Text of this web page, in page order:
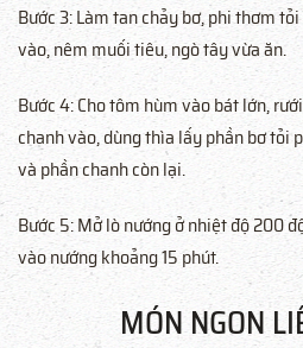
Bước 3: Làm tan chảy bơ, phi thơm
vào, nêm muối tiêu, ngò tây vừa ăn.
Bước 4: Cho tôm hùm vào bát lớn,
chanh vào, dùng thìa lấy phần bơ tỏi
và phần chanh còn lại.
Bước 5: Mở lò nướng ở nhiệt độ 200
vào nướng khoảng 15 phút.
MÓN NGON